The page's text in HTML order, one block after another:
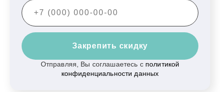
Закрепить скидку
Отправляя, Вы соглашаетесь с политикой
конфиденциальности данных